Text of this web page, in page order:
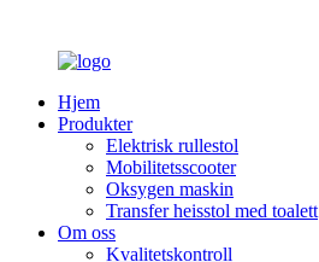
Hjem
Produkter
Elektrisk rullestol
Mobilitetsscooter
Oksygen maskin
Transfer heisstol med toalett
Om oss
Kvalitetskontroll